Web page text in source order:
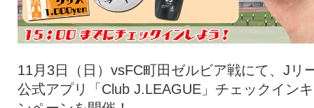
特設ページ
11月3日（日）vsFC町田ゼルビア戦にて、Jリ
公式アプリ「Club J.LEAGUE」チェックイン